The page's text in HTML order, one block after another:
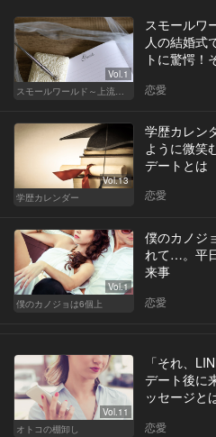
Vol.1
スモールワールド～上流階級の社会～
スモールワ
人の結婚式
トに驚愕！
恋愛
Vol.13
学歴カレンダー
学歴カレン
ように微笑
デートとは
恋愛
Vol.1
僕のカノジョは6個上
僕のカノジ
れて…。平
来事
恋愛
Vol.11
オトコの棚卸し
「それ、
デート後に
ッセージと
恋愛